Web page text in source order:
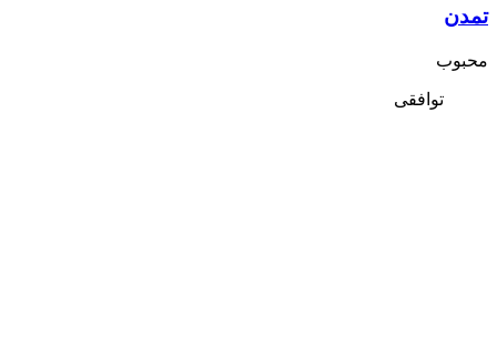
تمدن
محبوب
توافقی